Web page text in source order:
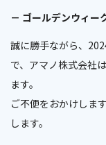
－ ゴールデンウィー
誠に勝手ながら、
で、アマノ株式会社
ます。
ご不便をおかけしま
します。